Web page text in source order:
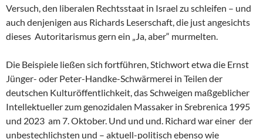
Versuch, den liberalen Rechtsstaat in Israel zu schleifen – und
auch denjenigen aus Richards Leserschaft, die just angesichts
dieses Autoritarismus gern ein „Ja, aber“ murmelten.
Die Beispiele ließen sich fortführen, Stichwort etwa die Ernst
Jünger- oder Peter-Handke-Schwärmerei in Teilen der
deutschen Kulturöffentlichkeit, das Schweigen maßgeblicher
Intellektueller zum genozidalen Massaker in Srebrenica 1995
und 2023 am 7. Oktober. Und und und. Richard war einer der
unbestechlichsten und – aktuell-politisch ebenso wie